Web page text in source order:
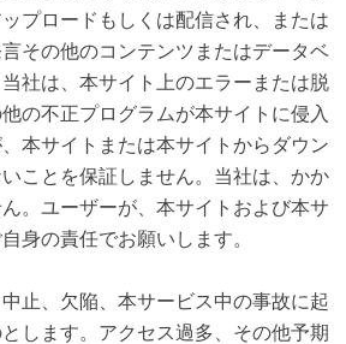
プロードもしくは配信され、または
その他のコンテンツまたはデータベ
社は、本サイト上のエラーまたは脱
の不正プログラムが本サイトに侵入
本サイトまたは本サイトからダウン
ことを保証しません。当社は、かか
。ユーザーが、本サイトおよび本サ
身の責任でお願いします。
止、欠陥、本サービス中の事故に起
します。アクセス過多、その他予期